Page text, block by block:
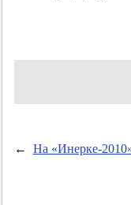
← На «Инерке-